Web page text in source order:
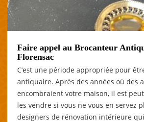
Faire appel au Brocanteur
Florensac
C’est une période appropriée pour
antiquaire. Après des années où des
encombraient votre maison, il est
les vendre si vous ne vous en servez
designers de rénovation intérieure